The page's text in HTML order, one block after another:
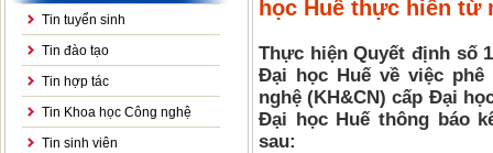
Tin tuyển sinh
Tin đào tạo
Tin hợp tác
Tin Khoa học Công nghệ
Tin sinh viên
học Huế thực hiên từ
Thực hiện Quyết định số
Đại học Huế về việc
nghệ (KH&CN) cấp Đại
Đại học Huế thông báo
sau: